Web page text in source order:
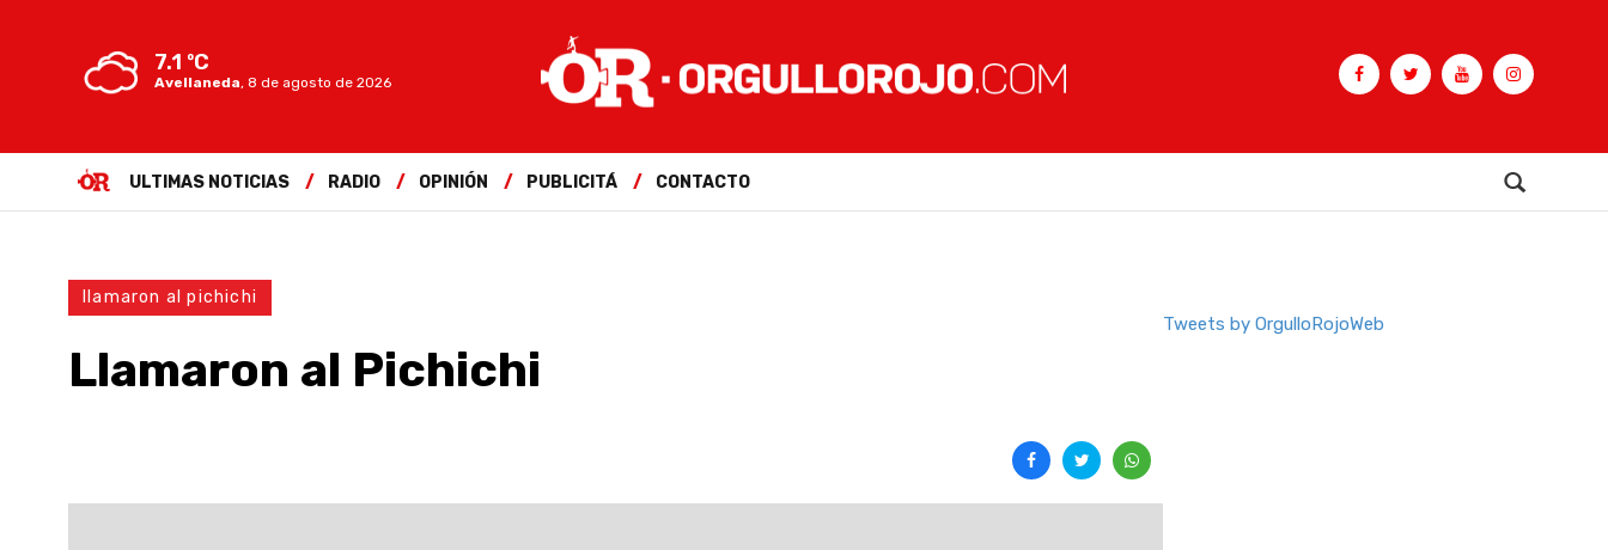
7.1 ºC
Avellaneda, 8 de agosto de 2026
ULTIMAS NOTICIAS RADIO OPINIÓN PUBLICITÁ CONTACTO
llamaron al pichichi
Llamaron al Pichichi
Tweets by OrgulloRojoWeb